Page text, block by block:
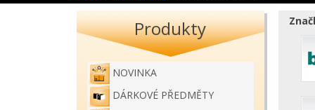
Produkty
NOVINKA
DÁRKOVÉ PŘEDMĚTY